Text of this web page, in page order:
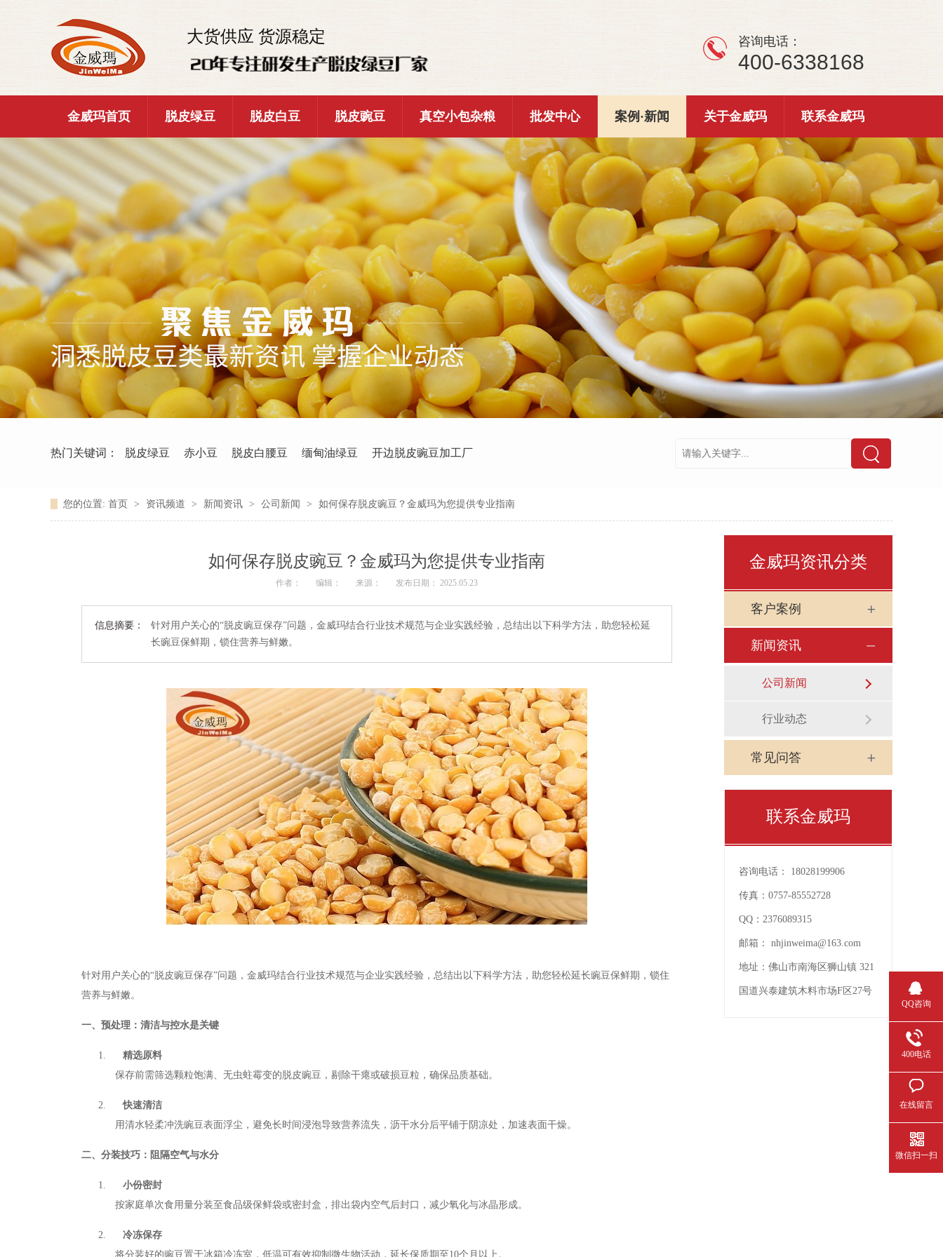
大货供应 货源稳定 咨询电话：
400-6338168
金威玛首页 脱皮绿豆 脱皮白豆 脱皮豌豆 真空小包杂粮 批发中心 案例·新闻 关于金威玛 联系金威玛
热门关键词： 脱皮绿豆 赤小豆 脱皮白腰豆 缅甸油绿豆 开边脱皮豌豆加工厂
您的位置: 首页 > 资讯频道 > 新闻资讯 > 公司新闻 > 如何保存脱皮豌豆？金威玛为您提供专业指南
如何保存脱皮豌豆？金威玛为您提供专业指南
作者： 编辑： 来源： 发布日期： 2025.05.23
信息摘要：
针对用户关心的“脱皮豌豆保存”问题，金威玛结合行业技术规范与企业实践经验，总结出以下科学方法，助您轻松延
长豌豆保鲜期，锁住营养与鲜嫩。
针对用户关心的“脱皮豌豆保存”问题，金威玛结合行业技术规范与企业实践经验，总结出以下科学方法，助您轻松延长豌豆保鲜期，锁住
营养与鲜嫩。
一、预处理：清洁与控水是关键
1. 精选原料
保存前需筛选颗粒饱满、无虫蛀霉变的脱皮豌豆，剔除干瘪或破损豆粒，确保品质基础。
2.快速清洁
用清水轻柔冲洗豌豆表面浮尘，避免长时间浸泡导致营养流失，沥干水分后平铺于阴凉处，加速表面干燥。
二、分装技巧：阻隔空气与水分
1. 小份密封
按家庭单次食用量分装至食品级保鲜袋或密封盒，排出袋内空气后封口，减少氧化与冰晶形成。
2. 冷冻保存
将分装好的豌豆置于冰箱冷冻室，低温可有效抑制微生物活动，延长保质期至10个月以上。
金威玛资讯分类
客户案例
新闻资讯
公司新闻
行业动态
常见问答
联系金威玛
咨询电话： 18028199906
传真： 0757-85552728
QQ： 2376089315
邮箱： nhjinweima@163.com
地址： 佛山市南海区狮山镇 321
国道兴泰建筑木料市场F区27号
QQ咨询
400电话
在线留言
微信扫一扫